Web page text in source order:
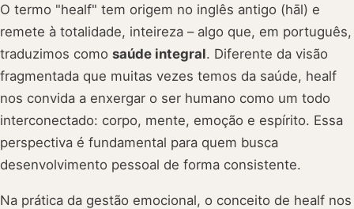
O termo "healf" tem origem no inglês antigo (hāl) e
remete à totalidade, inteireza – algo que, em português,
traduzimos como saúde integral. Diferente da visão
fragmentada que muitas vezes temos da saúde, healf
nos convida a enxergar o ser humano como um todo
interconectado: corpo, mente, emoção e espírito. Essa
perspectiva é fundamental para quem busca
desenvolvimento pessoal de forma consistente.
Na prática da gestão emocional, o conceito de healf nos